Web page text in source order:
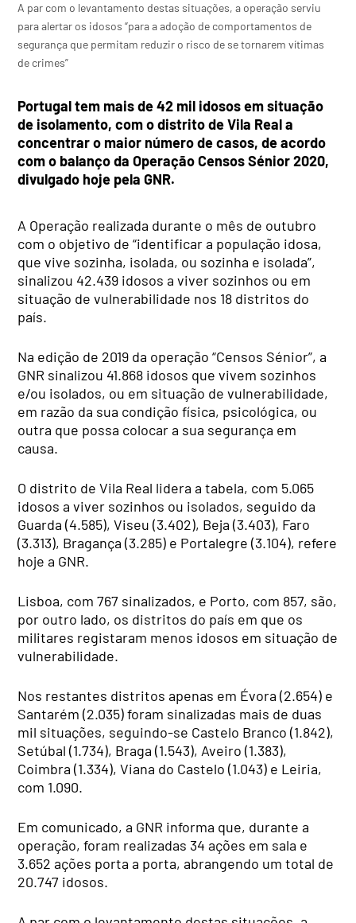
A par com o levantamento destas situações, a operação serviu
para alertar os idosos “para a adoção de comportamentos de
segurança que permitam reduzir o risco de se tornarem vítimas
de crimes”
Portugal tem mais de 42 mil idosos em situação
de isolamento, com o distrito de Vila Real a
concentrar o maior número de casos, de acordo
com o balanço da Operação Censos Sénior 2020,
divulgado hoje pela GNR.
A Operação realizada durante o mês de outubro
com o objetivo de “identificar a população idosa,
que vive sozinha, isolada, ou sozinha e isolada”,
sinalizou 42.439 idosos a viver sozinhos ou em
situação de vulnerabilidade nos 18 distritos do
país.
Na edição de 2019 da operação “Censos Sénior”, a
GNR sinalizou 41.868 idosos que vivem sozinhos
e/ou isolados, ou em situação de vulnerabilidade,
em razão da sua condição física, psicológica, ou
outra que possa colocar a sua segurança em
causa.
O distrito de Vila Real lidera a tabela, com 5.065
idosos a viver sozinhos ou isolados, seguido da
Guarda (4.585), Viseu (3.402), Beja (3.403), Faro
(3.313), Bragança (3.285) e Portalegre (3.104), refere
hoje a GNR.
Lisboa, com 767 sinalizados, e Porto, com 857, são,
por outro lado, os distritos do país em que os
militares registaram menos idosos em situação de
vulnerabilidade.
Nos restantes distritos apenas em Évora (2.654) e
Santarém (2.035) foram sinalizadas mais de duas
mil situações, seguindo-se Castelo Branco (1.842),
Setúbal (1.734), Braga (1.543), Aveiro (1.383),
Coimbra (1.334), Viana do Castelo (1.043) e Leiria,
com 1.090.
Em comunicado, a GNR informa que, durante a
operação, foram realizadas 34 ações em sala e
3.652 ações porta a porta, abrangendo um total de
20.747 idosos.